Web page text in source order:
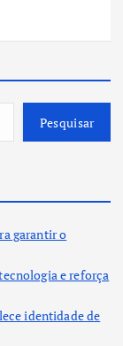
Pesquisar
garantir o
e reforça
identidade de